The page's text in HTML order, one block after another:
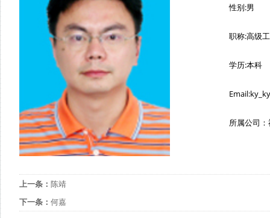
性别:男
职称:高级
学历:本科
所属公司
上一条： 陈靖
下一条： 何嘉